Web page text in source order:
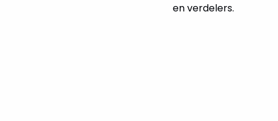
en verdelers.